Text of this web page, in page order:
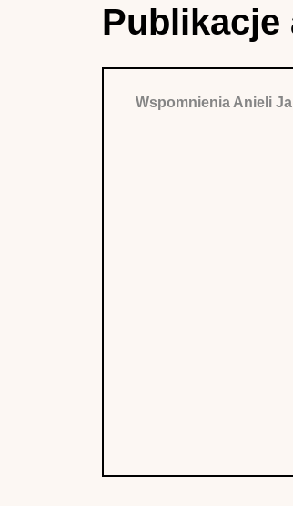
Publikacje
Wspomnienia Anieli